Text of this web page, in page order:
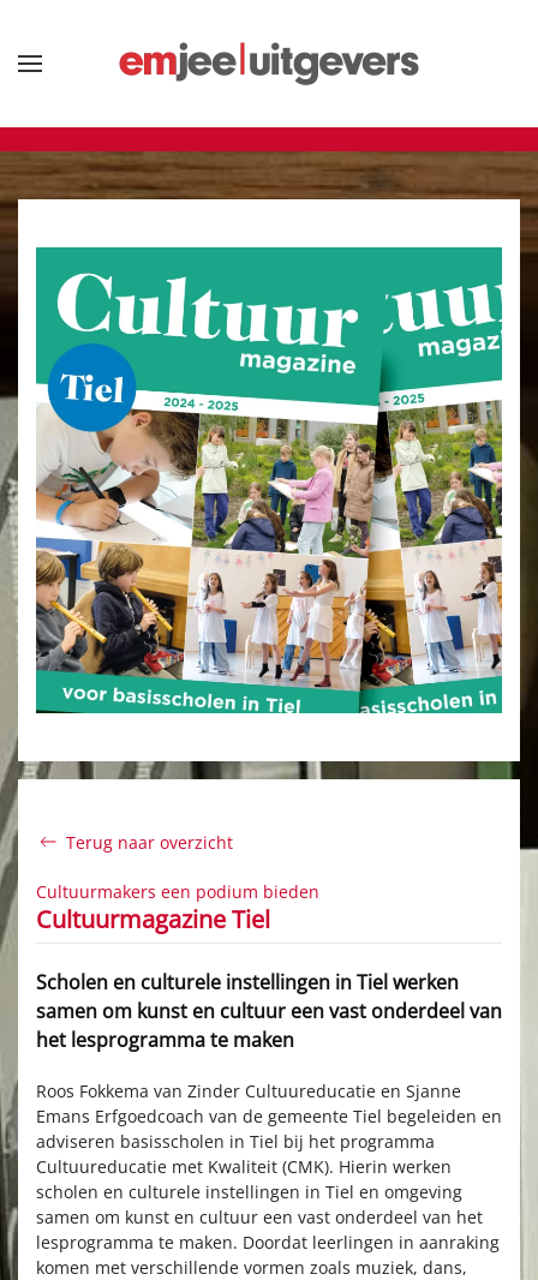
Terug naar hoofdinhoud
Terug naar overzicht
Cultuurmakers een podium bieden
Cultuurmagazine Tiel
Scholen en culturele instellingen in Tiel werken
samen om kunst en cultuur een vast onderdeel van
het lesprogramma te maken
Roos Fokkema van Zinder Cultuureducatie en Sjanne
Emans Erfgoedcoach van de gemeente Tiel begeleiden en
adviseren basisscholen in Tiel bij het programma
Cultuureducatie met Kwaliteit (CMK). Hierin werken
scholen en culturele instellingen in Tiel en omgeving
samen om kunst en cultuur een vast onderdeel van het
lesprogramma te maken. Doordat leerlingen in aanraking
komen met verschillende vormen zoals muziek, dans,